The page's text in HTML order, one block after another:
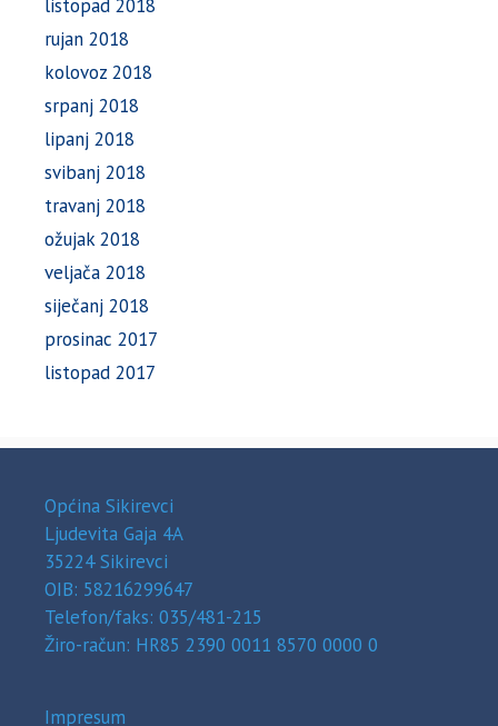
listopad 2018
rujan 2018
kolovoz 2018
srpanj 2018
lipanj 2018
svibanj 2018
travanj 2018
ožujak 2018
veljača 2018
siječanj 2018
prosinac 2017
listopad 2017
Općina Sikirevci
Ljudevita Gaja 4A
35224 Sikirevci
OIB: 58216299647
Telefon/faks: 035/481-215
Žiro-račun: HR85 2390 0011 8570 0000 0
Impresum